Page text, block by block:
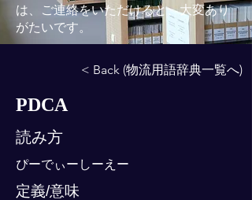
は、ご連絡をいただけると、大変あり
がたいです。
< Back (物流用語辞典一覧へ)
PDCA
読み方
ぴーでぃーしーえー
定義/意味